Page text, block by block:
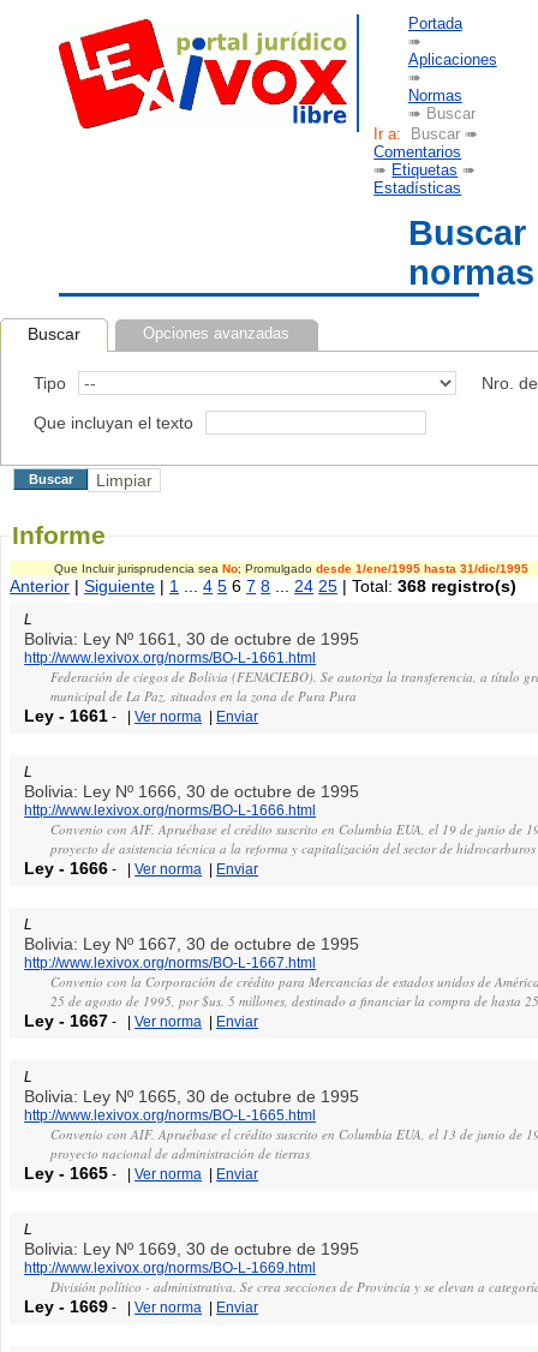
Portada
➠
Aplicaciones
➠
Normas
➠ Buscar
Ir a: Buscar ➠
Comentarios
➠ Etiquetas ➠
Estadísticas
Buscar
normas
Buscar Opciones avanzadas
Tipo Nro.
Que incluyan el texto
Informe
Que Incluir jurisprudencia sea No; Promulgado desde 1/ene/1995 hasta 31/dic/1995
Anterior |Siguiente | 1 ...4 5 67 8 24 25 | Total:368 registro(s)
L
Bolivia: Ley Nº 1661, 30 de octubre de 1995
http://www.lexivox.org/norms/BO-L-1661.html
Federación de ciegos de Bolivia (FENACIEBO). Se autoriza la transferencia, a título
municipal de La Paz, situados en la zona de Pura Pura
Ley - 1661 - |Ver norma | Enviar
L
Bolivia: Ley Nº 1666, 30 de octubre de 1995
http://www.lexivox.org/norms/BO-L-1666.html
Convenio con AIF. Apruébase el crédito suscrito en Columbia EUA, el 19 de junio de
proyecto de asistencia técnica a la reforma y capitalización del sector de hidrocarburos
Ley - 1666 - |Ver norma | Enviar
L
Bolivia: Ley Nº 1667, 30 de octubre de 1995
http://www.lexivox.org/norms/BO-L-1667.html
Convenio con la Corporación de crédito para Mercancías de estados unidos de
25 de agosto de 1995, por $us. 5 millones, destinado a financiar la compra de hasta
Ley - 1667 - |Ver norma | Enviar
L
Bolivia: Ley Nº 1665, 30 de octubre de 1995
http://www.lexivox.org/norms/BO-L-1665.html
Convenio con AIF. Apruébase el crédito suscrito en Columbia EUA, el 13 de junio de
proyecto nacional de administración de tierras
Ley - 1665 - |Ver norma | Enviar
L
Bolivia: Ley Nº 1669, 30 de octubre de 1995
http://www.lexivox.org/norms/BO-L-1669.html
División político - administrativa. Se crea secciones de Provincia y se elevan a
Ley - 1669 - |Ver norma | Enviar